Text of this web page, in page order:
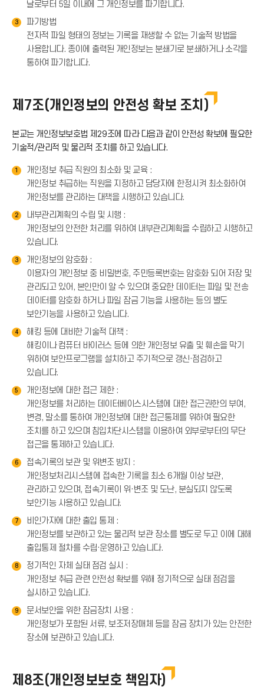
날로부터 5일 이내에 그 개인정보를 파기합니다.
3
파기방법
전자적 파일 형태의 정보는 기록을 재생할 수 없는 기술적 방법을
사용합니다. 종이에 출력된 개인정보는 분쇄기로 분쇄하거나 소각을
통하여 파기합니다.
제7조(개인정보의 안전성 확보 조치)
본교는 개인정보보호법 제29조에 따라 다음과 같이 안전성 확보에 필요한
기술적/관리적 및 물리적 조치를 하고 있습니다.
1
개인정보 취급 직원의 최소화 및 교육 :
개인정보 취급하는 직원을 지정하고 담당자에 한정시켜 최소화하여
개인정보를 관리하는 대책을 시행하고 있습니다.
2
내부관리계획의 수립 및 시행 :
개인정보의 안전한 처리를 위하여 내부관리계획을 수립하고 시행하고
있습니다.
3
개인정보의 암호화 :
이용자의 개인정보 중 비밀번호, 주민등록번호는 암호화 되어 저장 및
관리되고 있어, 본인만이 알 수 있으며 중요한 데이터는 파일 및 전송
데이터를 암호화 하거나 파일 잠금 기능을 사용하는 등의 별도
보안기능을 사용하고 있습니다.
4
해킹 등에 대비한 기술적 대책 :
해킹이나 컴퓨터 바이러스 등에 의한 개인정보 유출 및 훼손을 막기
위하여 보안프로그램을 설치하고 주기적으로 갱신·점검하고
있습니다.
5
개인정보에 대한 접근 제한 :
개인정보를 처리하는 데이터베이스시스템에 대한 접근권한의 부여,
변경, 말소를 통하여 개인정보에 대한 접근통제를 위하여 필요한
조치를 하고 있으며 침입차단시스템을 이용하여 외부로부터의 무단
접근을 통제하고 있습니다.
6
접속기록의 보관 및 위변조 방지 :
개인정보처리시스템에 접속한 기록을 최소 6개월 이상 보관,
관리하고 있으며, 접속기록이 위·변조 및 도난, 분실되지 않도록
보안기능 사용하고 있습니다.
7
비인가자에 대한 출입 통제 :
개인정보를 보관하고 있는 물리적 보관 장소를 별도로 두고 이에 대해
출입통제 절차를 수립·운영하고 있습니다.
8
정기적인 자체 실태 점검 실시 :
개인정보 취급 관련 안전성 확보를 위해 정기적으로 실태 점검을
실시하고 있습니다.
9
문서보안을 위한 잠금장치 사용 :
개인정보가 포함된 서류, 보조저장매체 등을 잠금 장치가 있는 안전한
장소에 보관하고 있습니다.
제8조(개인정보보호 책임자)